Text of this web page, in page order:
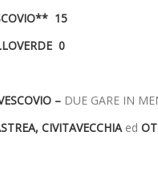
15
0
– DUE GARE IN
CIVITAVECCHIAed